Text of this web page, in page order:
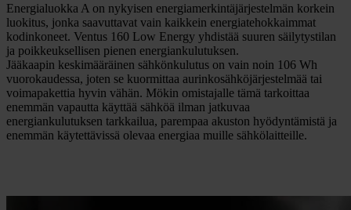
Energialuokka A on nykyisen energiamerkintäjärjestelmän korkein
luokitus, jonka saavuttavat vain kaikkein energiatehokkaimmat
kodinkoneet. Ventus 160 Low Energy yhdistää suuren säilytystilan
ja poikkeuksellisen pienen energiankulutuksen.
Jääkaapin keskimääräinen sähkönkulutus on vain noin 106 Wh
vuorokaudessa, joten se kuormittaa aurinkosähköjärjestelmää tai
voimapakettia hyvin vähän. Mökin omistajalle tämä tarkoittaa
enemmän vapautta käyttää sähköä ilman jatkuvaa
energiankulutuksen tarkkailua, parempaa akuston hyödyntämistä ja
enemmän käytettävissä olevaa energiaa muille sähkölaitteille.